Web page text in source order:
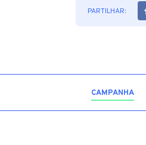
PARTILHAR:
CAMPANHA